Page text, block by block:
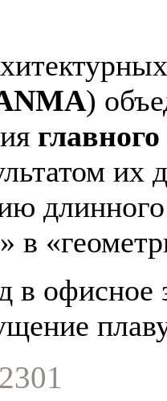
)
их
длинного
в
в офисное
2301